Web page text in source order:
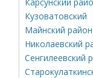
Кузоватовский
Майнский район
Николаевский
Сенгилеевский